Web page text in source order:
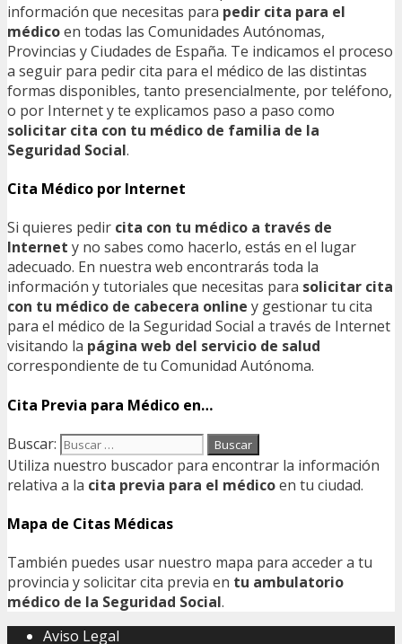
información que necesitas para pedir cita para el
médicoen todas las Comunidades Autónomas,
Provincias y Ciudades de España. Te indicamos el proceso
a seguir para pedir cita para el médico de las distintas
formas disponibles, tanto presencialmente, por teléfono,
o por Internet y te explicamos paso a paso como
solicitar cita con tu médico de familia de la
Seguridad Social.
Cita Médico por Internet
Si quieres pedir cita con tu médico a través de
Internet y no sabes como hacerlo, estás en el lugar
adecuado. En nuestra web encontrarás toda la
información y tutoriales que necesitas para solicitar cita
con tu médico de cabecera online y gestionar tu cita
para el médico de la Seguridad Social a través de Internet
visitando la página web del servicio de salud
correspondiente de tu Comunidad Autónoma.
Cita Previa para Médico en…
Buscar:
Utiliza nuestro buscador para encontrar la información
relativa a la cita previa para el médicoen tu ciudad.
Mapa de Citas Médicas
También puedes usar nuestro mapa para acceder a tu
provincia y solicitar cita previa en tu ambulatorio
médico de la Seguridad Social.
Aviso Legal